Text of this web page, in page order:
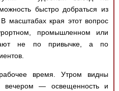
быстро добраться из
масштабах края этот вопрос
промышленном или
не по привычке, а по
время. Утром видны
вечером — освещенность и